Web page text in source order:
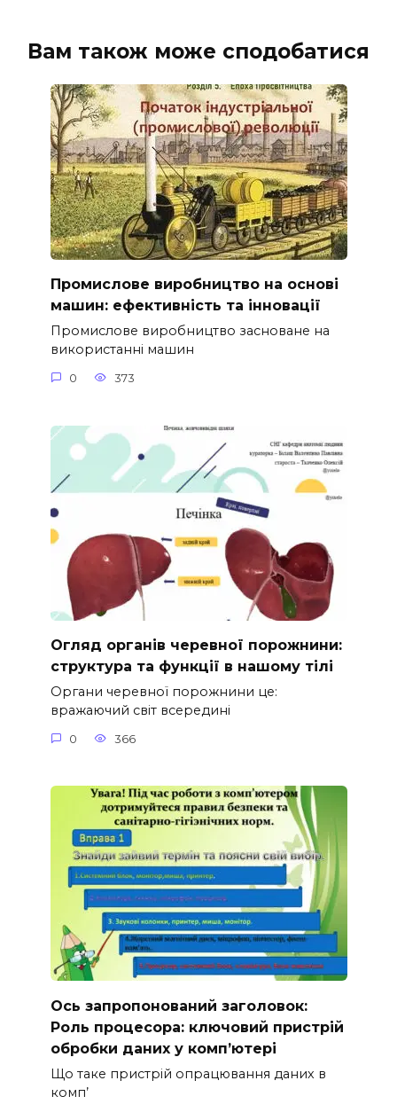
Вам також може сподобатися
Промислове виробництво на основі
машин: ефективність та інновації
Промислове виробництво засноване на
використанні машин
0 373
Огляд органів черевної порожнини:
структура та функції в нашому тілі
Органи черевної порожнини це:
вражаючий світ всередині
0 366
Ось запропонований заголовок:
Роль процесора: ключовий пристрій
обробки даних у комп’ютері
Що таке пристрій опрацювання даних в
комп’